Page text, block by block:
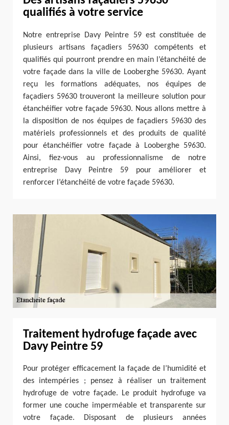
qualifiés à votre service
Notre entreprise Davy Peintre 59 est constituée de
plusieurs artisans façadiers 59630 compétents et
qualifiés qui pourront prendre en main l’étanchéité de
votre façade dans la ville de Looberghe 59630. Ayant
reçu les formations adéquates, nos équipes de
façadiers 59630 trouveront la meilleure solution pour
étanchéifier votre façade 59630. Nous allons mettre à
la disposition de nos équipes de façadiers 59630 des
matériels professionnels et des produits de qualité
pour étanchéifier votre façade à Looberghe 59630.
Ainsi, fiez-vous au professionnalisme de notre
entreprise Davy Peintre 59 pour améliorer et
renforcer l’étanchéité de votre façade 59630.
Traitement hydrofuge façade avec
Davy Peintre 59
Pour protéger efficacement la façade de l’humidité et
des intempéries ; pensez à réaliser un traitement
hydrofuge de votre façade. Le produit hydrofuge va
former une couche imperméable et transparente sur
votre façade. Disposant de plusieurs années